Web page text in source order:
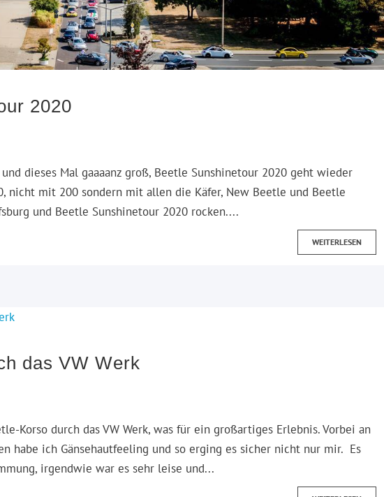
2020
dieses Mal gaaaanz groß, Beetle Sunshinetour 2020 geht wieder
nicht mit 200 sondern mit allen die Käfer, New Beetle und Beetle
und Beetle Sunshinetour 2020 rocken....
WEITERLESEN
das VW Werk
Korso durch das VW Werk, was für ein großartiges Erlebnis. Vorbei an
habe ich Gänsehautfeeling und so erging es sicher nicht nur mir. Es
irgendwie war es sehr leise und...